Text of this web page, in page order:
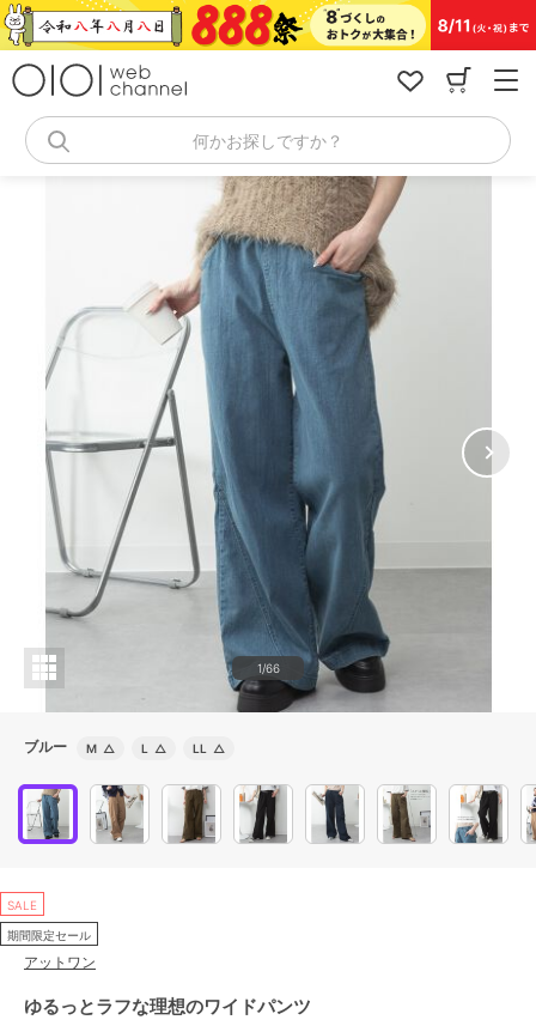
コ
ン
何かお探しですか？
1/66
ブルー M △ L △ LL △
SALE
期間限定セール
アットワン
ゆるっとラフな理想のワイドパンツ